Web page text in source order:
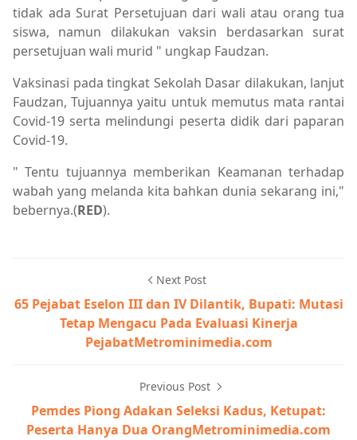
tidak ada Surat Persetujuan dari wali atau orang tua
siswa, namun dilakukan vaksin berdasarkan surat
persetujuan wali murid " ungkap Faudzan.
Vaksinasi pada tingkat Sekolah Dasar dilakukan, lanjut
Faudzan, Tujuannya yaitu untuk memutus mata rantai
Covid-19 serta melindungi peserta didik dari paparan
Covid-19.
" Tentu tujuannya memberikan Keamanan terhadap
wabah yang melanda kita bahkan dunia sekarang ini,"
bebernya.(RED).
Next Post
65 Pejabat Eselon III dan IV Dilantik, Bupati: Mutasi
Tetap Mengacu Pada Evaluasi Kinerja
PejabatMetrominimedia.com
Previous Post
Pemdes Piong Adakan Seleksi Kadus, Ketupat:
Peserta Hanya Dua OrangMetrominimedia.com